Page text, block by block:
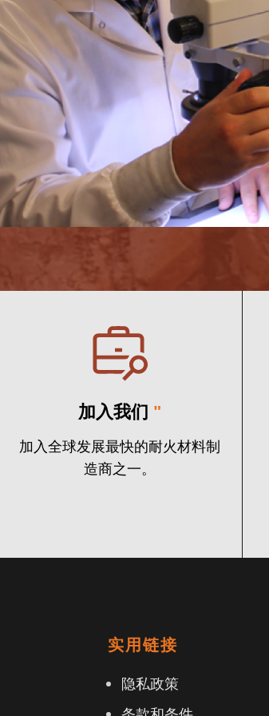
加入我们 "
加入全球发展最快的耐火材料制
造商之一。
实用链接
隐私政策